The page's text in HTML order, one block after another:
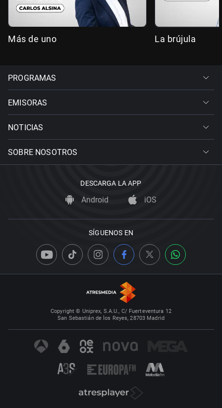
Más de uno La brújula
PROGRAMAS
EMISORAS
NOTICIAS
SOBRE NOSOTROS
DESCARGA LA APP
Android iOS
SÍGUENOS EN
Copyright © Uniprex, S.A.U., C/ Fuerteventura 12
San Sebastián de los Reyes, 28703 Madrid